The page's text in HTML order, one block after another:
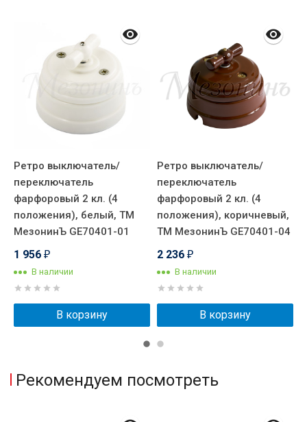
Ретро выключатель/
переключатель
фарфоровый 2 кл. (4
положения), белый, ТМ
МезонинЪ GE70401-01
1 956 ₽
В наличии
В корзину
Ретро выключатель/
переключатель
фарфоровый 2 кл. (4
положения), коричневый,
ТМ МезонинЪ GE70401-04
2 236 ₽
В наличии
В корзину
Рекомендуем посмотреть